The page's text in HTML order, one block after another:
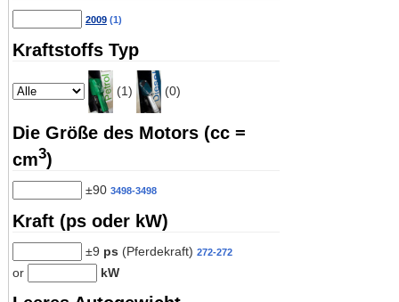
2009(1)
Kraftstoffs Typ
(1) (0)
Die Größe des Motors (cc =
cm3)
±90 3498-3498
Kraft (ps oder kW)
±9 ps (Pferdekraft) 272-272
or kW